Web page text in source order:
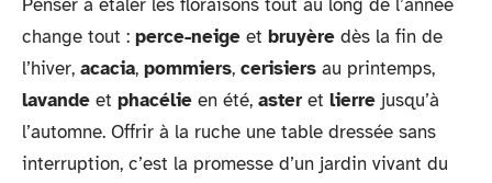
Penser à étaler les floraisons tout au long de l’année
change tout : perce-neige et bruyère dès la fin de
l’hiver, acacia, pommiers, cerisiers au printemps,
lavande et phacélie en été, aster et lierre jusqu’à
l’automne. Offrir à la ruche une table dressée sans
interruption, c’est la promesse d’un jardin vivant du